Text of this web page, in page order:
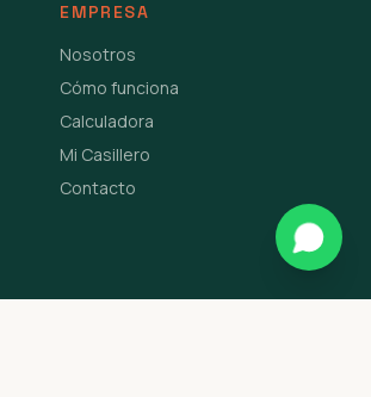
EMPRESA
Nosotros
Cómo funciona
Calculadora
Mi Casillero
Contacto